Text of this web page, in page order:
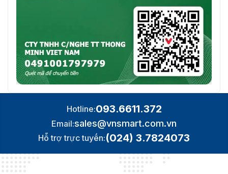
Hotline:093.6611.372
Email:sales@vnsmart.com.vn
Hỗ trợ trực tuyến:(024) 3.7824073